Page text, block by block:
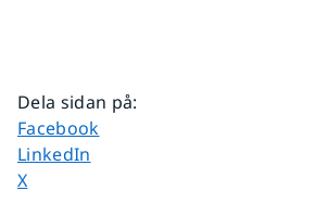
Dela sidan på:
Dela sidan på
Facebook
Dela sidan på
LinkedIn
Dela sidan på
X